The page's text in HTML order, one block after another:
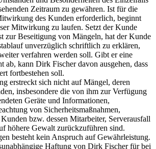
Zeitraum zu gewähren. Ist für die
des Kunden erforderlich, beginnt
Mitwirkung zu laufen. Setzt der Kunde
zur Beseitigung von Mängeln, hat der Kunde
unverzüglich schriftlich zu erklären,
verfahren werden soll. Gibt er eine
ab, kann Dirk Fischer davon ausgehen, dass
fortbestehen soll.
erstreckt sich nicht auf Mängel, deren
insbesondere die von ihm zur Verfügung
Geräte und Informationen,
von Sicherheitsmaßnahmen,
bzw. dessen Mitarbeiter, Serverausfall
höhere Gewalt zurückzuführen sind.
besteht kein Anspruch auf Gewährleistung.
Haftung von Dirk Fischer für bei